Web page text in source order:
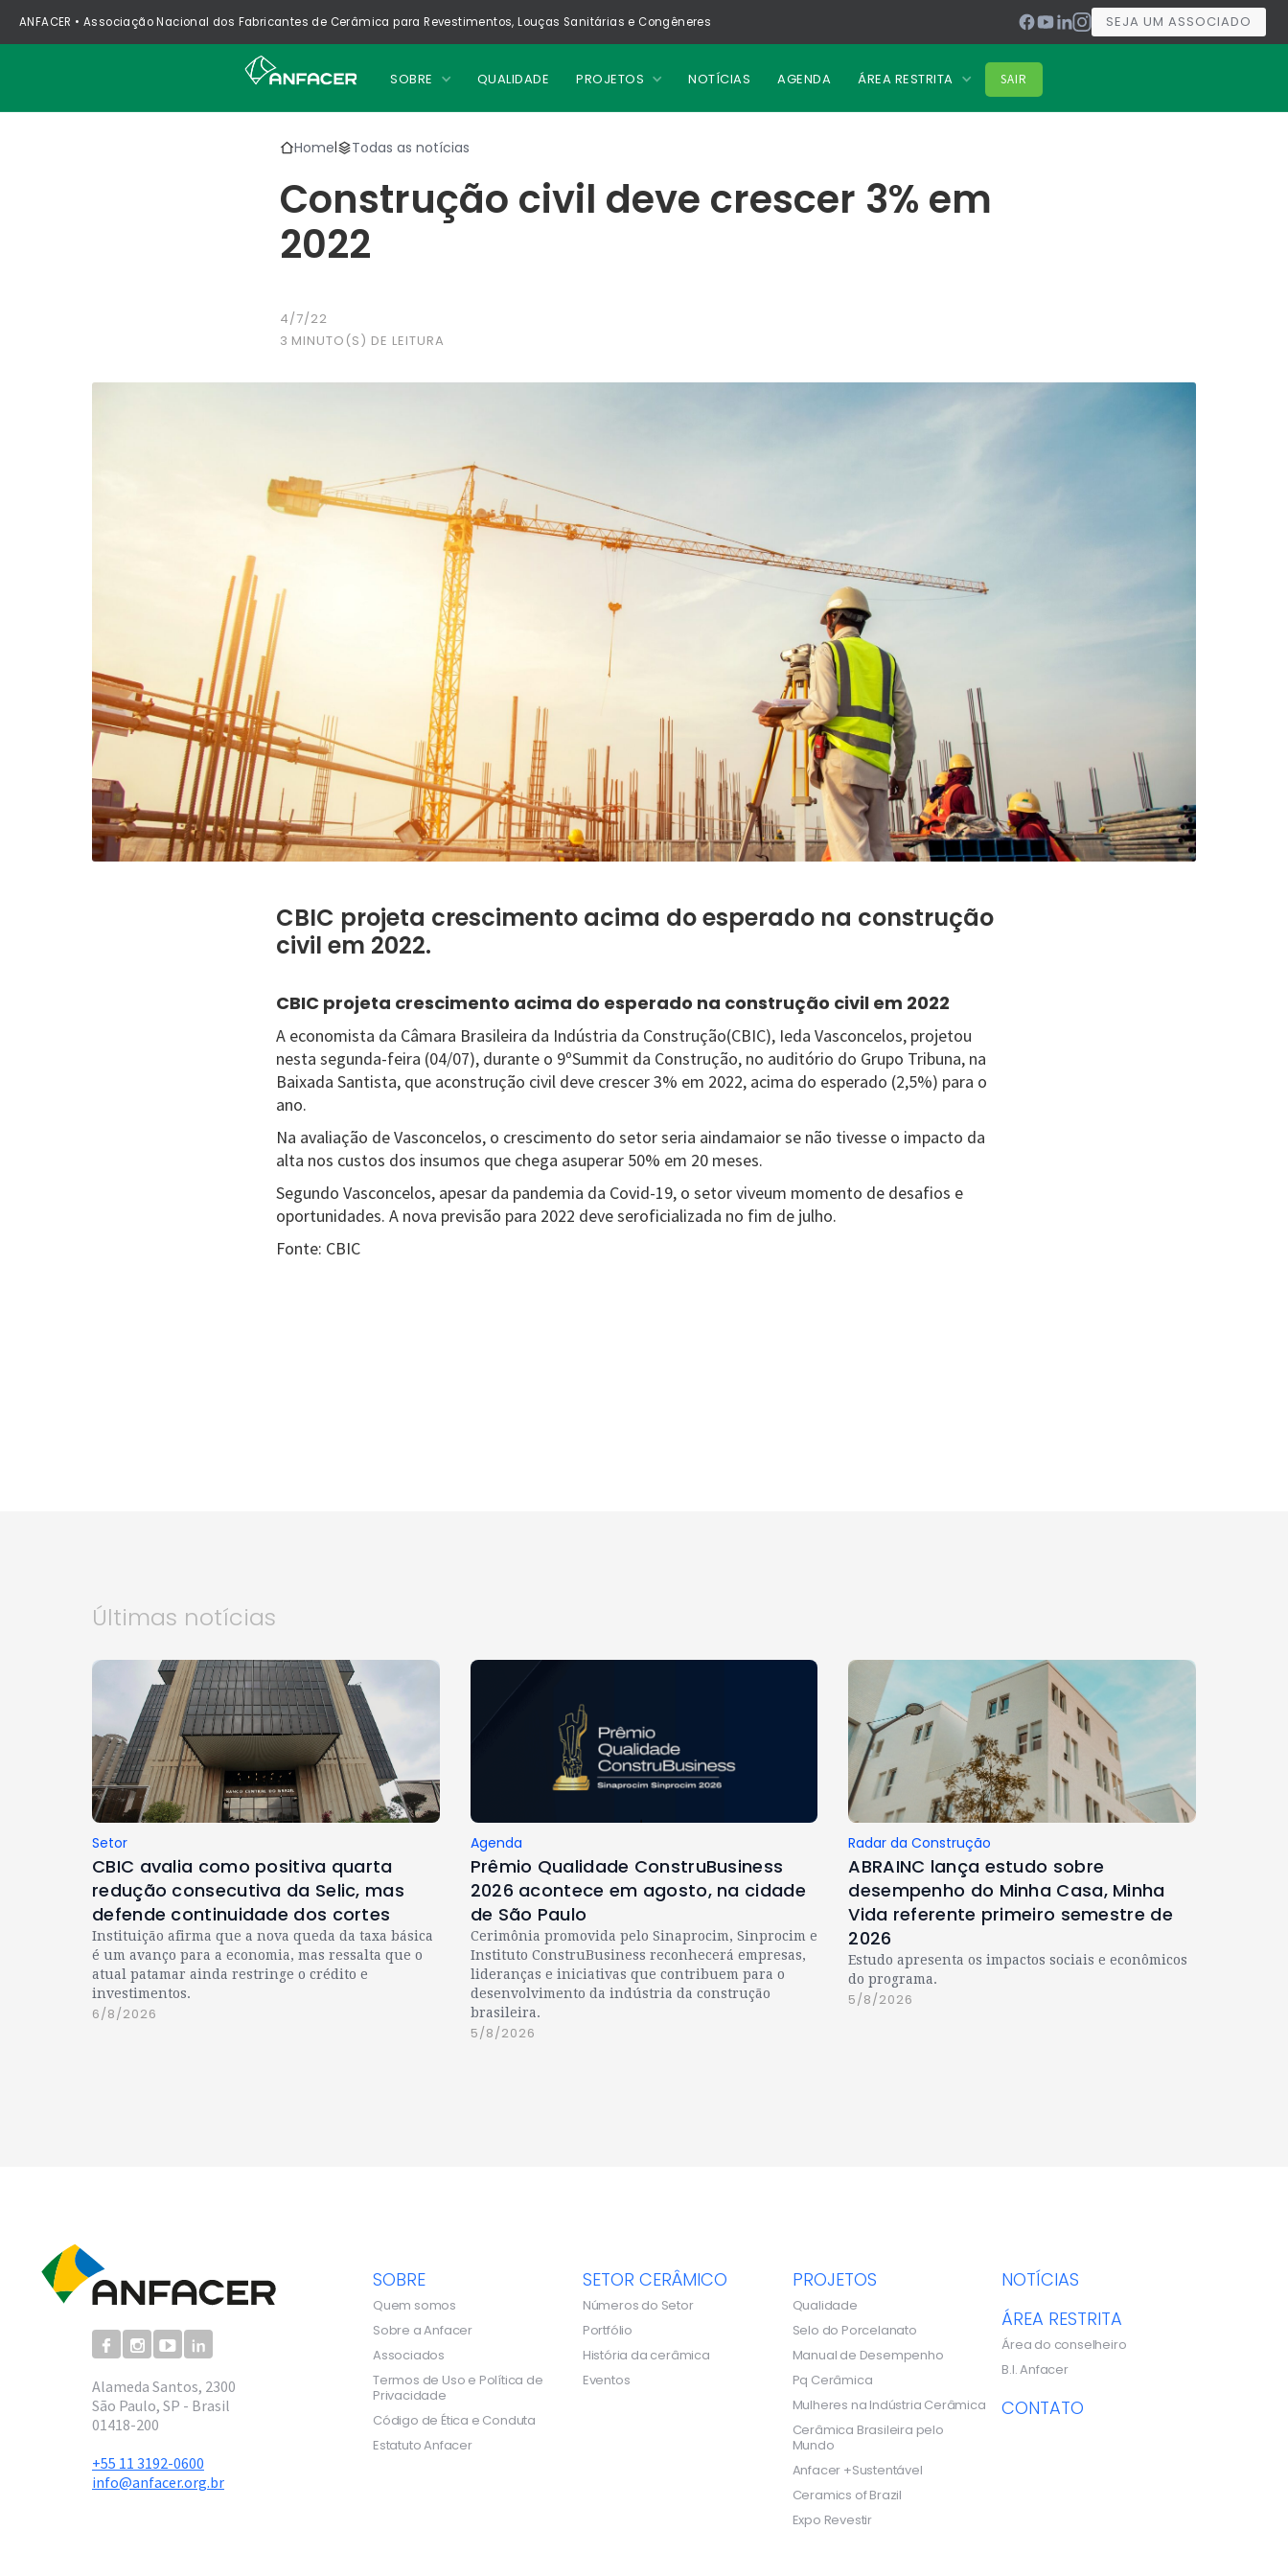
ANFACER • Associação Nacional dos Fabricantes de Cerâmica para Revestimentos, Louças Sanitárias e Congêneres SEJA UM ASSOCIADO
SOBRE QUALIDADE PROJETOS NOTÍCIAS AGENDA ÁREA RESTRITA SAIR
Home| Todas as notícias
Construção civil deve crescer 3% em
2022
4/7/22
3 MINUTO(S) DE LEITURA
CBIC projeta crescimento acima do esperado na construção
civil em 2022.
CBIC projeta crescimento acima do esperado na construção civil em 2022
A economista da Câmara Brasileira da Indústria da Construção(CBIC), Ieda Vasconcelos, projetou
nesta segunda-feira (04/07), durante o 9ºSummit da Construção, no auditório do Grupo Tribuna, na
Baixada Santista, que aconstrução civil deve crescer 3% em 2022, acima do esperado (2,5%) para o
ano.
Na avaliação de Vasconcelos, o crescimento do setor seria aindamaior se não tivesse o impacto da
alta nos custos dos insumos que chega asuperar 50% em 20 meses.
Segundo Vasconcelos, apesar da pandemia da Covid-19, o setor viveum momento de desafios e
oportunidades. A nova previsão para 2022 deve seroficializada no fim de julho.
Fonte: CBIC
Últimas notícias
Setor
CBIC avalia como positiva quarta
redução consecutiva da Selic, mas
defende continuidade dos cortes
Instituição afirma que a nova queda da taxa básica
é um avanço para a economia, mas ressalta que o
atual patamar ainda restringe o crédito e
investimentos.
6/8/2026
Agenda
Prêmio Qualidade ConstruBusiness
2026 acontece em agosto, na cidade
de São Paulo
Cerimônia promovida pelo Sinaprocim, Sinprocim e
Instituto ConstruBusiness reconhecerá empresas,
lideranças e iniciativas que contribuem para o
desenvolvimento da indústria da construção
brasileira.
5/8/2026
Radar da Construção
ABRAINC lança estudo sobre
desempenho do Minha Casa, Minha
Vida referente primeiro semestre de
2026
Estudo apresenta os impactos sociais e econômicos
do programa.
5/8/2026
Alameda Santos, 2300
São Paulo, SP - Brasil
01418-200
+55 11 3192-0600
info@anfacer.org.br
SOBRE
Quem somos
Sobre a Anfacer
Associados
Termos de Uso e Política de
Privacidade
Código de Ética e Conduta
Estatuto Anfacer
SETOR CERÂMICO
Números do Setor
Portfólio
História da cerâmica
Eventos
PROJETOS
Qualidade
Selo do Porcelanato
Manual de Desempenho
Pq Cerâmica
Mulheres na Indústria Cerâmica
Cerâmica Brasileira pelo
Mundo
Anfacer +Sustentável
Ceramics of Brazil
Expo Revestir
NOTÍCIAS
ÁREA RESTRITA
Área do conselheiro
B.I. Anfacer
CONTATO